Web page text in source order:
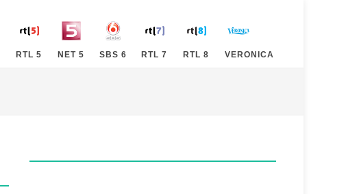
RTL 5 NET 5 SBS 6 RTL 7 RTL 8 VERONICA